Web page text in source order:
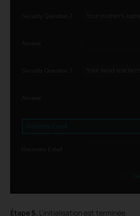
Étape 5. L’initialisation est terminée.